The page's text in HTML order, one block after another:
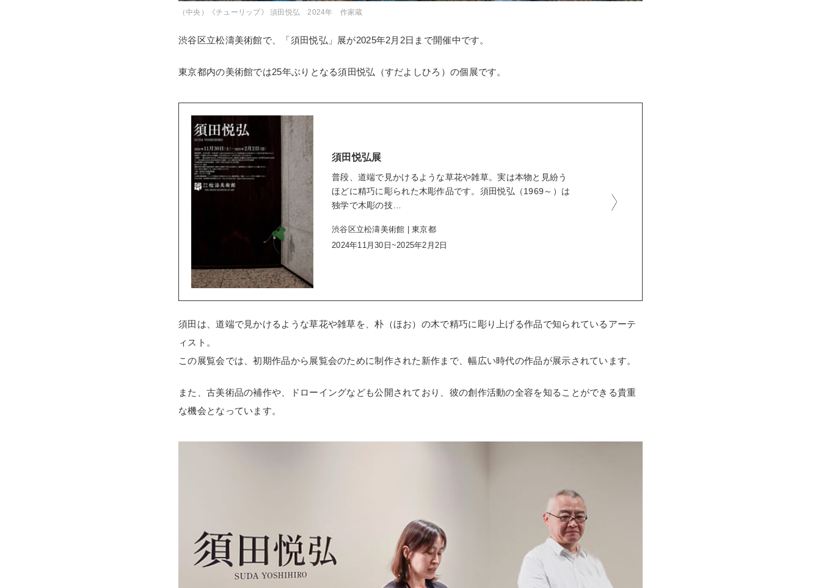
（中央）《チューリップ》 須田悦弘 2024年 作家蔵
渋谷区立松濤美術館で、「須田悦弘」展が2025年2月2日まで開催中です。
東京都内の美術館では25年ぶりとなる須田悦弘（すだよしひろ）の個展です。
須田悦弘展
普段、道端で見かけるような草花や雑草。実は本物と見紛う
ほどに精巧に彫られた木彫作品です。須田悦弘（1969～）は
独学で木彫の技…
渋谷区立松濤美術館 | 東京都
2024年11月30日~2025年2月2日
須田は、道端で見かけるような草花や雑草を、朴（ほお）の木で精巧に彫り上げる作品で知られているアーテ
ィスト。
この展覧会では、初期作品から展覧会のために制作された新作まで、幅広い時代の作品が展示されています。
また、古美術品の補作や、ドローイングなども公開されており、彼の創作活動の全容を知ることができる貴重
な機会となっています。